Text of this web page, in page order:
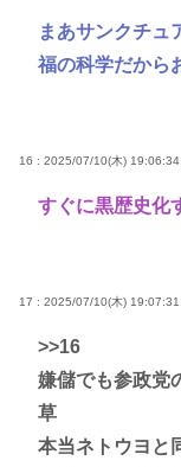
まあサンクチュ
福の科学だから
16 : 2025/07/10(木)
すぐに黒歴史化
17 : 2025/07/10(木)
>>16
嫌儲でも参政党
草
本当ネトウヨと